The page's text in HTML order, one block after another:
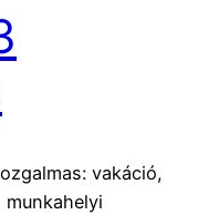
vakáció,